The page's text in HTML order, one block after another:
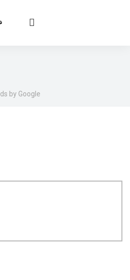
|
by Google